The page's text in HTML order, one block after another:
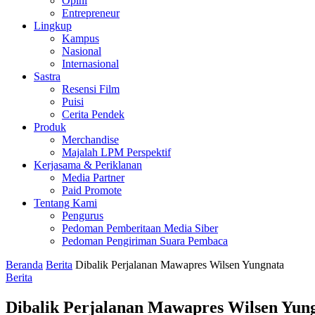
Entrepreneur
Lingkup
Kampus
Nasional
Internasional
Sastra
Resensi Film
Puisi
Cerita Pendek
Produk
Merchandise
Majalah LPM Perspektif
Kerjasama & Periklanan
Media Partner
Paid Promote
Tentang Kami
Pengurus
Pedoman Pemberitaan Media Siber
Pedoman Pengiriman Suara Pembaca
Beranda Berita Dibalik Perjalanan Mawapres Wilsen Yungnata
Berita
Dibalik Perjalanan Mawapres Wilsen